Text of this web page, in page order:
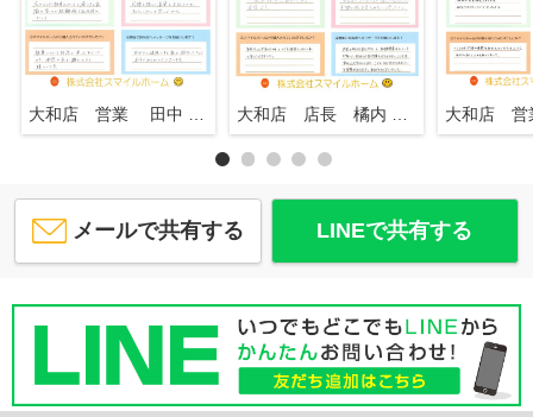
メールで共有する LINEで共有する